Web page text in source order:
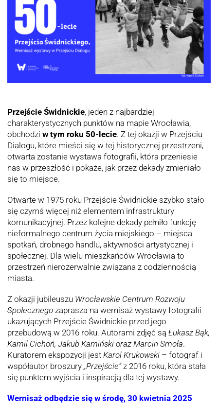
Przejście Świdnickie, jeden z najbardziej
charakterystycznych punktów na mapie Wrocławia,
obchodzi w tym roku 50-lecie. Z tej okazji w Przejściu
Dialogu, które mieści się w tej historycznej przestrzeni,
otwarta zostanie wystawa fotografii, która przeniesie
nas w przeszłość i pokaże, jak przez dekady zmieniało
się to miejsce.
Otwarte w 1975 roku Przejście Świdnickie szybko stało
się czymś więcej niż elementem infrastruktury
komunikacyjnej. Przez kolejne dekady pełniło funkcję
nieformalnego centrum życia miejskiego – miejsca
spotkań, drobnego handlu, aktywności artystycznej i
społecznej. Dla wielu mieszkańców Wrocławia to
przestrzeń nierozerwalnie związana z codziennością
miasta.
Z okazji jubileuszu Wrocławskie Centrum Rozwoju
Społecznego zaprasza na wernisaż wystawy fotografii
ukazujących Przejście Świdnickie przed jego
przebudową w 2016 roku. Autorami zdjęć są Łukasz Bąk,
Kamil Cichoń, Jakub Kamiński oraz Marcin Smoła.
Kuratorem ekspozycji jest Karol Krukowski – fotograf i
współautor broszury „Przejście”z 2016 roku, która stała
się punktem wyjścia i inspiracją dla tej wystawy.
Wernisaż odbędzie się w środę, 30 kwietnia 2025